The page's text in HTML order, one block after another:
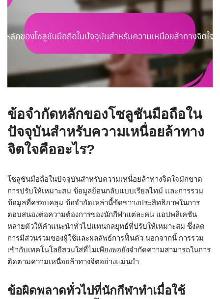
ข้อจำกัดหลักของโซลูชันมือถือใน
ปัจจุบันสำหรับความเหนื่อยล้าทาง
จิตใจคืออะไร?
โซลูชันมือถือในปัจจุบันสำหรับความเหนื่อยล้าทางจิตใจมักขาด
การปรับให้เหมาะสม ข้อมูลย้อนกลับแบบเรียลไทม์ และการรวม
ข้อมูลที่ครอบคลุม ข้อจำกัดเหล่านี้ขัดขวางประสิทธิภาพในการ
ตอบสนองต่อความต้องการของนักกีฬาแต่ละคน แอปพลิเคชัน
หลายตัวให้คำแนะนำทั่วไปแทนกลยุทธ์ที่ปรับให้เหมาะสม ซึ่งลด
การมีส่วนร่วมของผู้ใช้และผลลัพธ์การฟื้นตัว นอกจากนี้ การรวม
เข้ากับเทคโนโลยีสวมใส่ที่ไม่เพียงพอยังจำกัดความสามารถในการ
ติดตามความเหนื่อยล้าทางจิตอย่างแม่นยำ
ข้อผิดพลาดทั่วไปที่นักกีฬาทำเมื่อใช้